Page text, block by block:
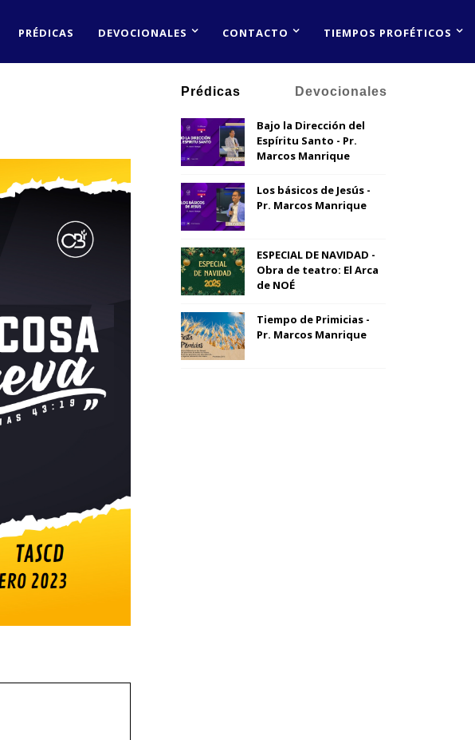
PRÉDICAS DEVOCIONALES CONTACTO TIEMPOS PROFÉTICOS
Prédicas Devocionales
Bajo la Dirección del
Espíritu Santo - Pr.
Marcos Manrique
Los básicos de Jesús -
Pr. Marcos Manrique
ESPECIAL DE NAVIDAD -
Obra de teatro: El Arca
de NOÉ
Tiempo de Primicias -
Pr. Marcos Manrique